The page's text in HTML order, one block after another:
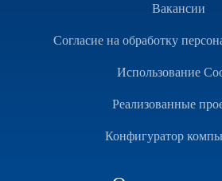
Вакансии
Согласие на обработку
Использование
Реализованные
Конфигуратор